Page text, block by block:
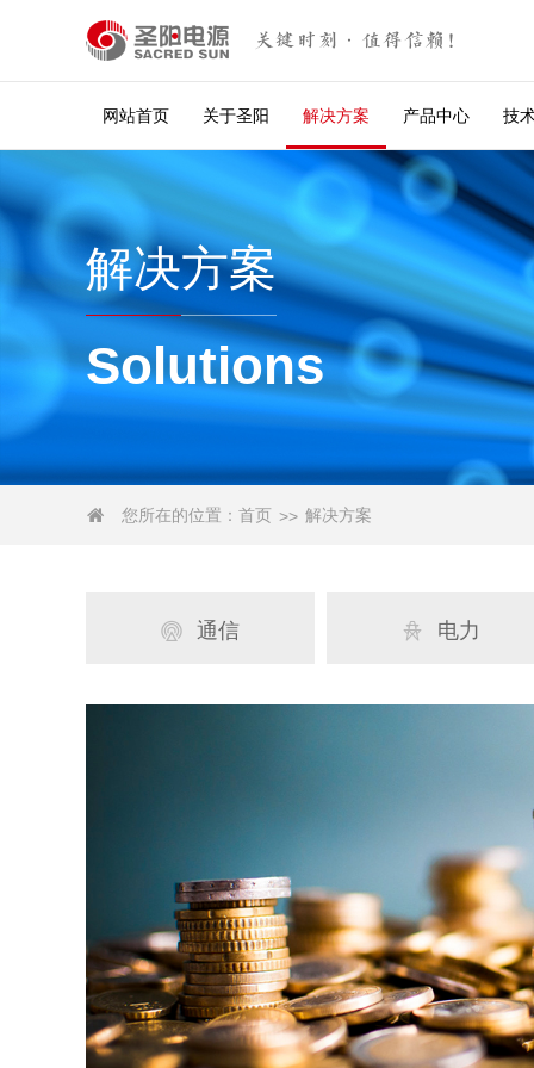
关键时刻·值得信赖！
网站首页 关于圣阳 解决方案 产品中心 技
解决方案
Solutions
 您所在的位置： 首页 >> 解决方案
 通信  电力